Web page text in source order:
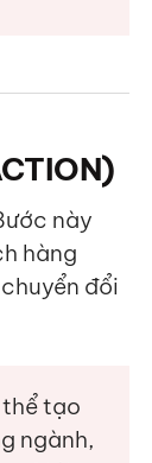
này
hàng
đổi
tạo
ngành,